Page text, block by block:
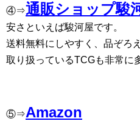
④⇒通販ショップ駿
安さといえば駿河屋です。
送料無料にしやすく、品ぞろ
取り扱っているTCGも非常に
⑤⇒Amazon